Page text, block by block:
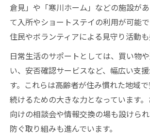
倉見」や「寒川ホーム」などの施設が
て入所やショートステイの利用が可能
住民やボランティアによる見守り活動も
日常生活のサポートとしては、買い物
い、安否確認サービスなど、幅広い支
す。これらは高齢者が住み慣れた地域
続けるための大きな力となっています
向けの相談会や情報交換の場も設けら
防ぐ取り組みも進んでいます。